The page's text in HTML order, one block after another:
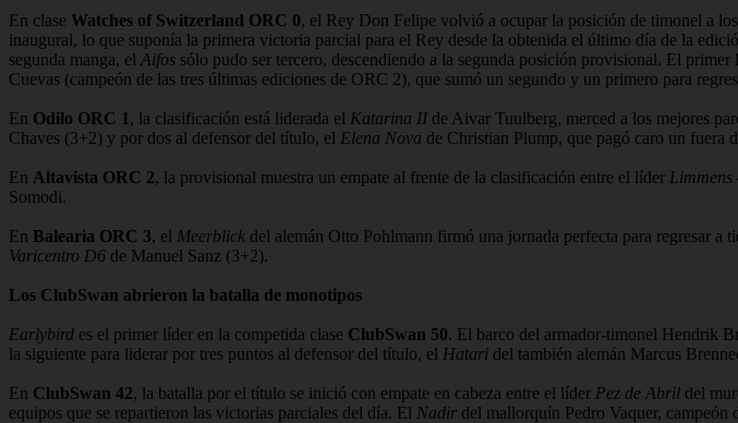
En clase Watches of Switzerland ORC 0, el Rey Don Felipe volvió a ocupar la posición de timonel a
inaugural, lo que suponía la primera victoria parcial para el Rey desde la obtenida el último día de la
segunda manga, el Aifos sólo pudo ser tercero, descendiendo a la segunda posición provisional. El primer
Cuevas (campeón de las tres últimas ediciones de ORC 2), que sumó un segundo y un primero para
En Odilo ORC 1 , la clasificación está liderada el Katarina II de Aivar Tuulberg, merced a los mejores
Chaves (3+2) y por dos al defensor del título, el Elena Nova de Christian Plump, que pagó caro un
En Altavista ORC 2, la provisional muestra un empate al frente de la clasificación entre el líder Limmens
Somodi.
En Balearia ORC 3, el Meerblick del alemán Otto Pohlmann firmó una jornada perfecta para regresar a
Varicentro D6 de Manuel Sanz (3+2).
Los ClubSwan abrieron la batalla de monotipos
Earlybird es el primer líder en la competida clase ClubSwan 50. El barco del armador-timonel Hendrik
la siguiente para liderar por tres puntos al defensor del título, el Hatari del también alemán Marcus
En ClubSwan 42, la batalla por el título se inició con empate en cabeza entre el líder Pez de Abril del
equipos que se repartieron las victorias parciales del día. El Nadir del mallorquín Pedro Vaquer,